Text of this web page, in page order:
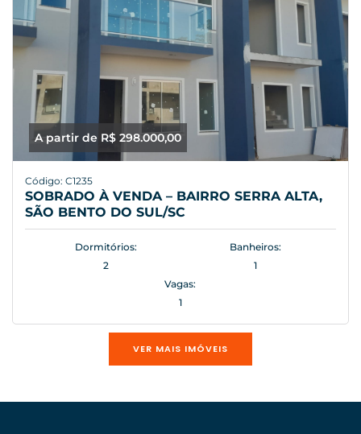
A partir de R$ 298.000,00
Código: C1235
SOBRADO À VENDA – BAIRRO SERRA ALTA,
SÃO BENTO DO SUL/SC
Dormitórios:
2
Banheiros:
1
Vagas:
1
VER MAIS IMÓVEIS